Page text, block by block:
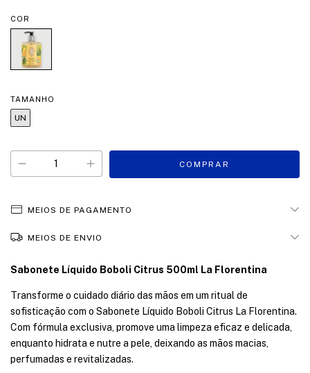
COR
TAMANHO
UN
MEIOS DE PAGAMENTO
MEIOS DE ENVIO
Sabonete Líquido Boboli Citrus 500ml La Florentina
Transforme o cuidado diário das mãos em um ritual de
sofisticação com o Sabonete Líquido Boboli Citrus La Florentina.
Com fórmula exclusiva, promove uma limpeza eficaz e delicada,
enquanto hidrata e nutre a pele, deixando as mãos macias,
perfumadas e revitalizadas.